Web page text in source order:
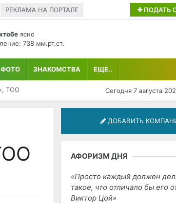
РЕКЛАМА НА ПОРТАЛЕ ПОДАТЬ
ясно
738 мм.рт.ст.
ФОТО ЗНАКОМСТВА ЕЩЕ..
ТОО Сегодня 7 августа
ДОБАВИТЬ
АФОРИЗМ ДНЯ
Просто каждый должен
такое, что отличало бы его
Виктор Цой